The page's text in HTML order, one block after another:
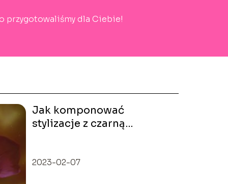
przygotowaliśmy dla Ciebie!
Jak komponować
stylizacje z czarną
2023-02-07